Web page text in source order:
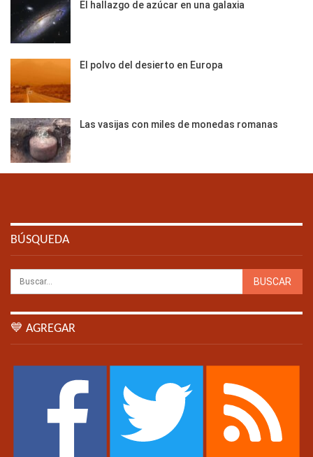
El hallazgo de azúcar en una galaxia
El polvo del desierto en Europa
Las vasijas con miles de monedas romanas
BÚSQUEDA
💙 AGREGAR